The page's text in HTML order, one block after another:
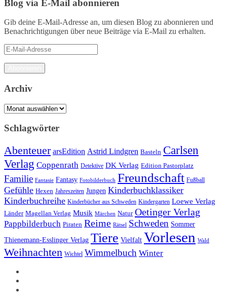
Blog via E-Mail abonnieren
Gib deine E-Mail-Adresse an, um diesen Blog zu abonnieren und
Benachrichtigungen über neue Beiträge via E-Mail zu erhalten.
E-
Mail-
Adresse
Archiv
Archiv
Schlagwörter
Abenteuer arsEdition Astrid Lindgren Basteln Carlsen
Verlag Coppenrath Detektive DK Verlag Edition Pastorplatz
Familie Fantasie Fantasy Fotobilderbuch Freundschaft Fußball
Gefühle Hexen Jahreszeiten Jungen Kinderbuchklassiker
Kinderbuchreihe Kinderbücher aus Schweden Kindergarten Loewe Verlag
Länder Magellan Verlag Musik Märchen Natur Oetinger Verlag
Pappbilderbuch Piraten Reime Rätsel Schweden Sommer
Thienemann-Esslinger Verlag Tiere Vielfalt Vorlesen Wald
Weihnachten Wichtel Wimmelbuch Winter